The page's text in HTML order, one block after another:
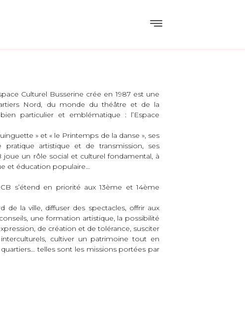
Culturel Busserine crée en 1987 est une
Nord, du monde du théâtre et de la
particulier et emblématique : l’Espace
» et « le Printemps de la danse », ses
pratique artistique et de transmission, ses
joue un rôle social et culturel fondamental, à
et éducation populaire…
s’étend en priorité aux 13ème et 14ème
de la ville, diffuser des spectacles, offrir aux
une formation artistique, la possibilité
de création et de tolérance, susciter
cultiver un patrimoine tout en
telles sont les missions portées par